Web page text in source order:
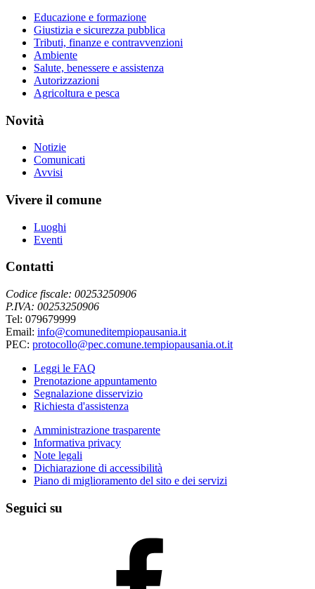
Educazione e formazione
Giustizia e sicurezza pubblica
Tributi, finanze e contravvenzioni
Ambiente
Salute, benessere e assistenza
Autorizzazioni
Agricoltura e pesca
Novità
Notizie
Comunicati
Avvisi
Vivere il comune
Luoghi
Eventi
Contatti
Codice fiscale: 00253250906
P.IVA: 00253250906
Tel: 079679999
Email: info@comuneditempiopausania.it
PEC: protocollo@pec.comune.tempiopausania.ot.it
Leggi le FAQ
Prenotazione appuntamento
Segnalazione disservizio
Richiesta d'assistenza
Amministrazione trasparente
Informativa privacy
Note legali
Dichiarazione di accessibilità
Piano di miglioramento del sito e dei servizi
Seguici su